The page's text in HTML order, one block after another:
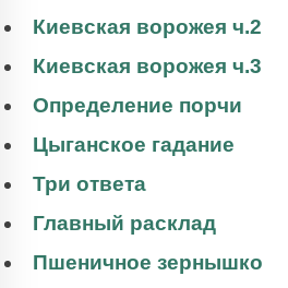
Киевская ворожея ч.2
Киевская ворожея ч.3
Определение порчи
Цыганское гадание
Три ответа
Главный расклад
Пшеничное зернышко